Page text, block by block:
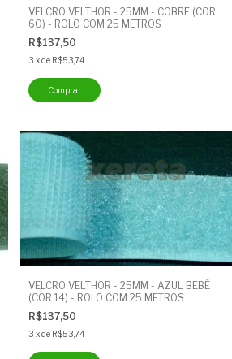
VELCRO VELTHOR - 25MM - COBRE (COR
60) - ROLO COM 25 METROS
R$137,50
3 xde R$53,74
VELCRO VELTHOR - 25MM - AZUL BEBÊ
(COR 14) - ROLO COM 25 METROS
R$137,50
3 xde R$53,74